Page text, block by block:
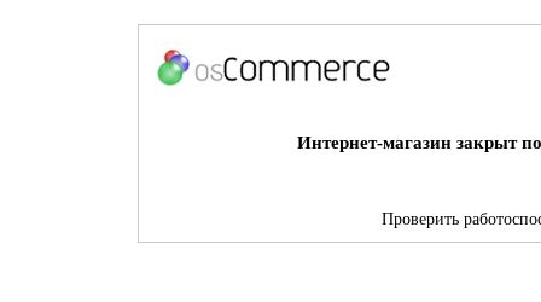
Интернет-магазин закрыт
Проверить